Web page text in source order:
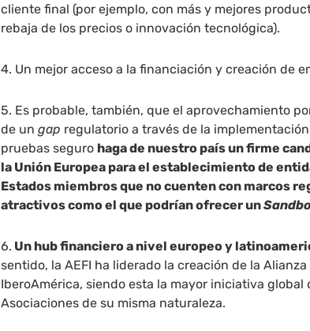
cliente final (por ejemplo, con más y mejores
rebaja de los precios o innovación tecnológica).
4. Un mejor acceso a la financiación y creación de
5. Es probable, también, que el aprovechamiento
de ungap regulatorio a través de la
pruebas seguro haga de nuestro país un firme
la Unión Europea para el establecimiento de
Estados miembros que no cuenten con marcos
atractivos como el que podrían ofrecer un
6. Un hub financiero a nivel europeo y
sentido, la AEFI ha liderado la creación de la Alianza
IberoAmérica, siendo esta la mayor iniciativa global
Asociaciones de su misma naturaleza.